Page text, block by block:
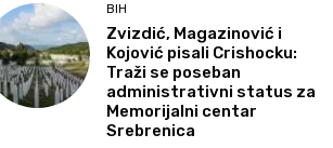
BIH
Zvizdić, Magazinović i
Kojović pisali Crishocku:
Traži se poseban
administrativni status za
Memorijalni centar
Srebrenica